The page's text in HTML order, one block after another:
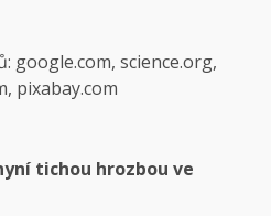
google.com, science.org,
pixabay.com
tichou hrozbou ve